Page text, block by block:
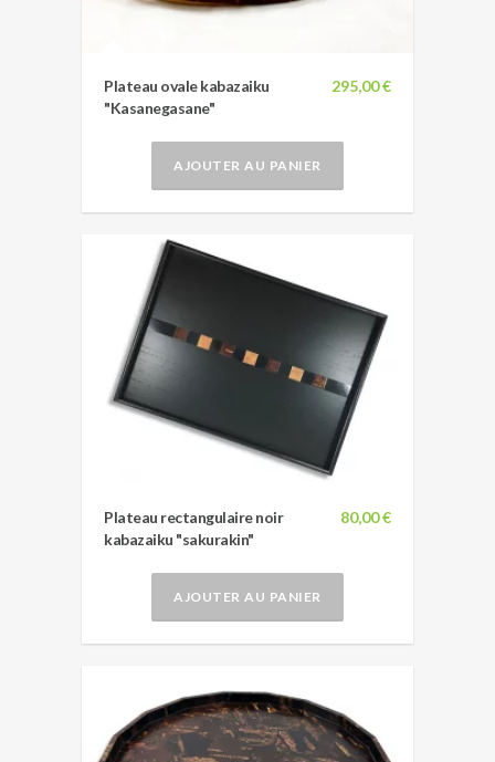
295,00 €
Plateau ovale kabazaiku
"Kasanegasane"
AJOUTER AU PANIER
80,00 €
Plateau rectangulaire noir
kabazaiku "sakurakin"
AJOUTER AU PANIER